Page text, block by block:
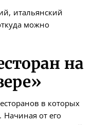
итальянский
можно
на
в которых
Начиная от его